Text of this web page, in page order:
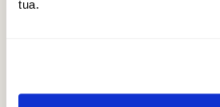
tua.
prima dell'inizio dei lavori.
residenti a Montespertoli con